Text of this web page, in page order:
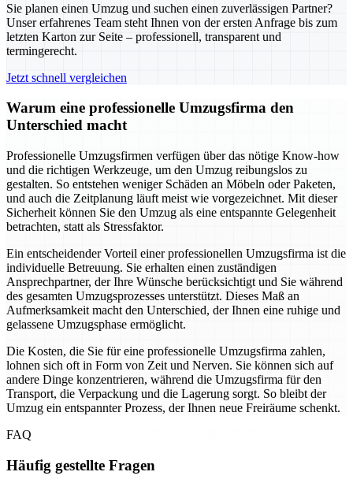
Sie planen einen Umzug und suchen einen zuverlässigen Partner?
Unser erfahrenes Team steht Ihnen von der ersten Anfrage bis zum
letzten Karton zur Seite – professionell, transparent und
termingerecht.
Jetzt schnell vergleichen
Warum eine professionelle Umzugsfirma den
Unterschied macht
Professionelle Umzugsfirmen verfügen über das nötige Know-how
und die richtigen Werkzeuge, um den Umzug reibungslos zu
gestalten. So entstehen weniger Schäden an Möbeln oder Paketen,
und auch die Zeitplanung läuft meist wie vorgezeichnet. Mit dieser
Sicherheit können Sie den Umzug als eine entspannte Gelegenheit
betrachten, statt als Stressfaktor.
Ein entscheidender Vorteil einer professionellen Umzugsfirma ist die
individuelle Betreuung. Sie erhalten einen zuständigen
Ansprechpartner, der Ihre Wünsche berücksichtigt und Sie während
des gesamten Umzugsprozesses unterstützt. Dieses Maß an
Aufmerksamkeit macht den Unterschied, der Ihnen eine ruhige und
gelassene Umzugsphase ermöglicht.
Die Kosten, die Sie für eine professionelle Umzugsfirma zahlen,
lohnen sich oft in Form von Zeit und Nerven. Sie können sich auf
andere Dinge konzentrieren, während die Umzugsfirma für den
Transport, die Verpackung und die Lagerung sorgt. So bleibt der
Umzug ein entspannter Prozess, der Ihnen neue Freiräume schenkt.
FAQ
Häufig gestellte Fragen